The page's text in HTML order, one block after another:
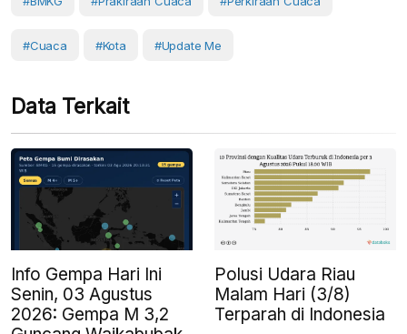
#cuaca #Kota #Update Me
Data Terkait
Info Gempa Hari Ini
Senin, 03 Agustus
2026: Gempa M 3,2
Polusi Udara Riau
Malam Hari (3/8)
Terparah di Indonesia